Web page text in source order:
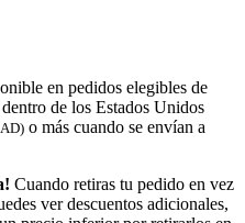
en pedidos elegibles de
de los Estados Unidos
o más cuando se envían a
Cuando retiras tu pedido en vez
ver descuentos adicionales,